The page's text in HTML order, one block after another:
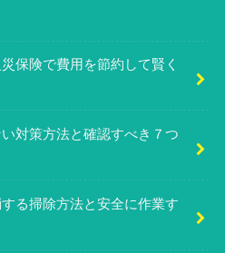
保険で費用を節約して賢く
対策方法と確認すべき７つ
る掃除方法と安全に作業す